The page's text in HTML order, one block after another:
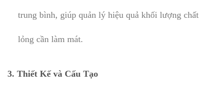
trung bình, giúp quản lý hiệu quả khối lượng chất
lỏng cần làm mát.
3. Thiết Kế và Cấu Tạo